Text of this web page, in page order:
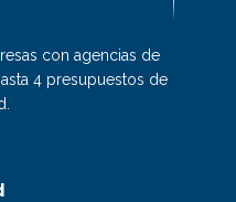
con agencias de
4 presupuestos de